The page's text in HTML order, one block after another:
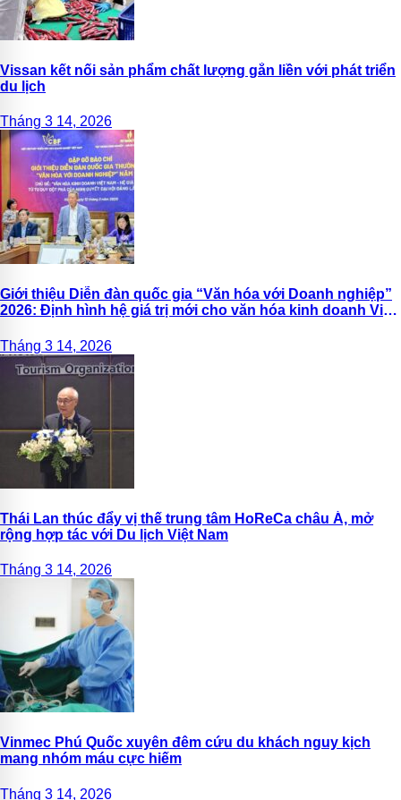
Vissan kết nối sản phẩm chất lượng gắn liền với phát triển
du lịch
Tháng 3 14, 2026
Giới thiệu Diễn đàn quốc gia “Văn hóa với Doanh nghiệp”
2026: Định hình hệ giá trị mới cho văn hóa kinh doanh Việt
Tháng 3 14, 2026
Thái Lan thúc đẩy vị thế trung tâm HoReCa châu Á, mở
rộng hợp tác với Du lịch Việt Nam
Tháng 3 14, 2026
Vinmec Phú Quốc xuyên đêm cứu du khách nguy kịch
mang nhóm máu cực hiếm
Tháng 3 14, 2026